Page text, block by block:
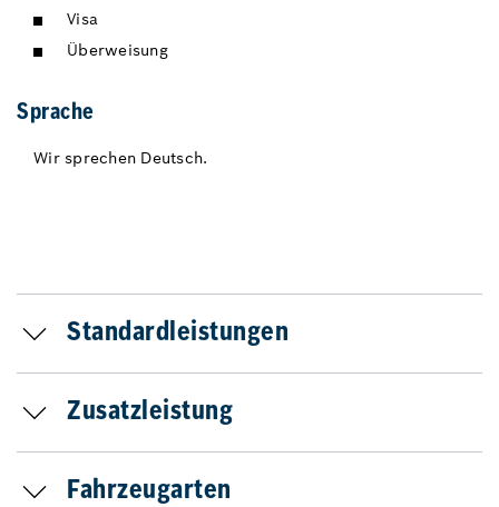
Visa
Überweisung
Sprache
Wir sprechen Deutsch.
Standardleistungen
Zusatzleistung
Fahrzeugarten